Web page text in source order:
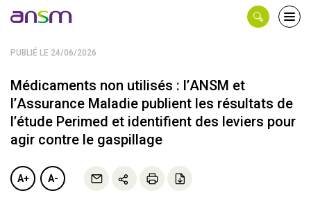
PUBLIÉ LE 24/06/2026
Médicaments non utilisés : l’ANSM et
l’Assurance Maladie publient les résultats de
l’étude Perimed et identifient des leviers pour
agir contre le gaspillage
A+ A-